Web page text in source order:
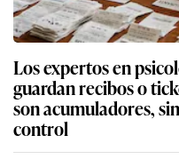
Los expertos en
guardan recibos o
son acumuladores,
control